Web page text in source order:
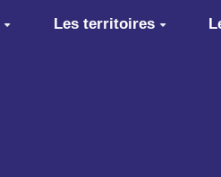
Les territoires